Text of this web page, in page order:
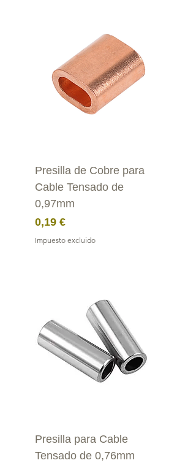
Presilla de Cobre para
Cable Tensado de
0,97mm
Precio
0,19 €
Impuesto excluido
Presilla para Cable
Tensado de 0,76mm